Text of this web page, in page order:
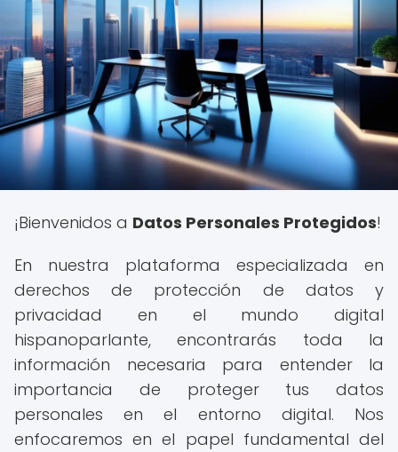
¡Bienvenidos a Datos Personales Protegidos!
En nuestra plataforma especializada en
derechos de protección de datos y
privacidad en el mundo digital
hispanoparlante, encontrarás toda la
información necesaria para entender la
importancia de proteger tus datos
personales en el entorno digital. Nos
enfocaremos en el papel fundamental del